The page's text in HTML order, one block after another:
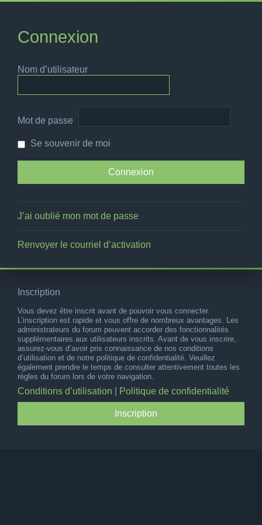
Connexion
Nom d’utilisateur
Mot de passe
Se souvenir de moi
J’ai oublié mon mot de passe
Renvoyer le courriel d’activation
Inscription
Vous devez être inscrit avant de pouvoir vous connecter.
L’inscription est rapide et vous offre de nombreux avantages. Les
administrateurs du forum peuvent accorder des fonctionnalités
supplémentaires aux utilisateurs inscrits. Avant de vous inscrire,
assurez-vous d’avoir pris connaissance de nos conditions
d’utilisation et de notre politique de confidentialité. Veuillez
également prendre le temps de consulter attentivement toutes les
règles du forum lors de votre navigation.
Conditions d’utilisation Politique de confidentialité
Inscription